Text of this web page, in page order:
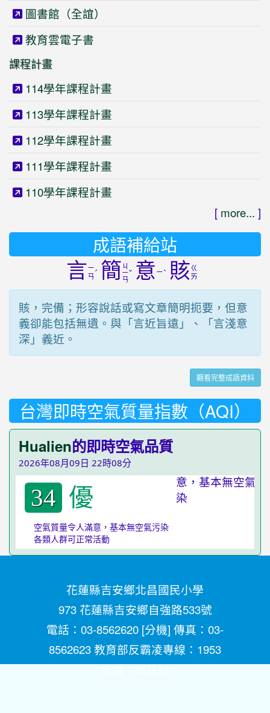
圖書館（全誼）
教育雲電子書
課程計畫
114學年課程計畫
113學年課程計畫
112學年課程計畫
111學年課程計畫
110學年課程計畫
[ more... ]
成語補給站
言ㄧ
ㄢˊ 簡 ㄐ
ㄧ
ㄢ
ˇ 意 ㄧˋ 賅ㄍ
ㄞ
賅，完備；形容說話或寫文章簡明扼要，但意
義卻能包括無遺。與「言近旨遠」、「言淺意
深」義近。
觀看完整成語資料
台灣即時空氣質量指數（AQI）
Hualien的即時空氣品質
2026年08月09日 22時08分
34 優
空氣質量令人滿意，基本無空氣污染
各類人群可正常活動
花蓮縣吉安鄉北昌國民小學
973 花蓮縣吉安鄉自強路533號
電話：03-8562620 [分機] 傳真：03-
8562623 教育部反霸凌專線：1953
維護：資訊組